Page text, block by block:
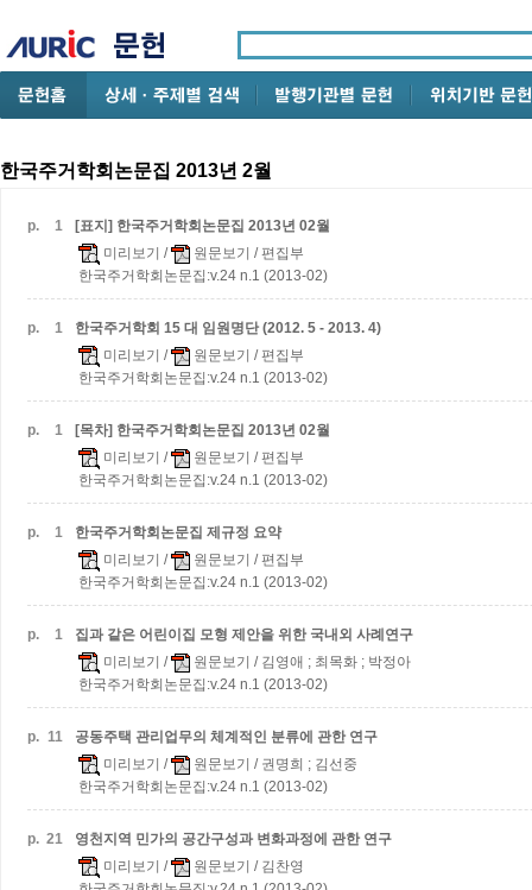
한국주거학회논문집 2013년 2월
p. 1
[표지] 한국주거학회논문집 2013년 02월
미리보기 / 원문보기 / 편집부
한국주거학회논문집:v.24 n.1 (2013-02)
p. 1
한국주거학회 15 대 임원명단 (2012. 5 - 2013. 4)
미리보기 / 원문보기 / 편집부
한국주거학회논문집:v.24 n.1 (2013-02)
p. 1
[목차] 한국주거학회논문집 2013년 02월
미리보기 / 원문보기 / 편집부
한국주거학회논문집:v.24 n.1 (2013-02)
p. 1
한국주거학회논문집 제규정 요약
미리보기 / 원문보기 / 편집부
한국주거학회논문집:v.24 n.1 (2013-02)
p. 1
집과 같은 어린이집 모형 제안을 위한 국내외 사례연구
미리보기 / 원문보기 / 김영애 ; 최목화 ; 박정아
한국주거학회논문집:v.24 n.1 (2013-02)
p. 11
공동주택 관리업무의 체계적인 분류에 관한 연구
미리보기 / 원문보기 / 권명희 ; 김선중
한국주거학회논문집:v.24 n.1 (2013-02)
p. 21
영천지역 민가의 공간구성과 변화과정에 관한 연구
미리보기 / 원문보기 / 김찬영